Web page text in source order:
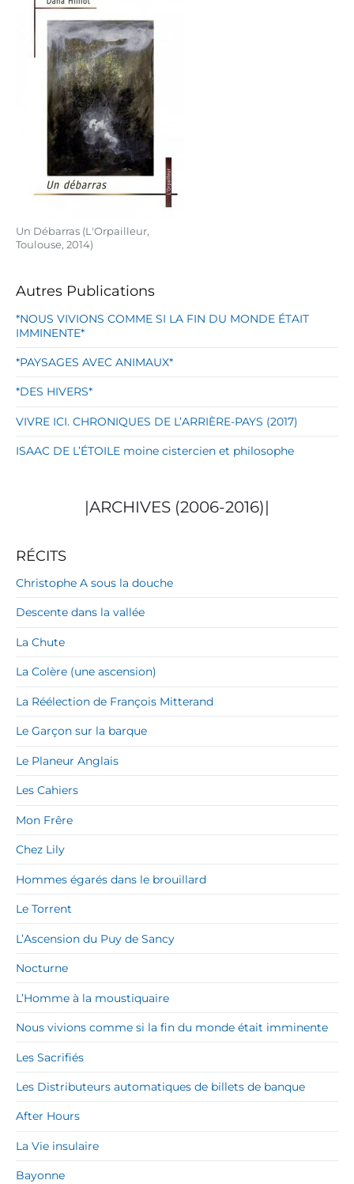
Un Débarras (L'Orpailleur,
Toulouse, 2014)
Autres Publications
*NOUS VIVIONS COMME SI LA FIN DU MONDE ÉTAIT
IMMINENTE*
*PAYSAGES AVEC ANIMAUX*
*DES HIVERS*
VIVRE ICI. CHRONIQUES DE L’ARRIÈRE-PAYS (2017)
ISAAC DE L’ÉTOILE moine cistercien et philosophe
|ARCHIVES (2006-2016)|
RÉCITS
Christophe A sous la douche
Descente dans la vallée
La Chute
La Colère (une ascension)
La Réélection de François Mitterand
Le Garçon sur la barque
Le Planeur Anglais
Les Cahiers
Mon Frêre
Chez Lily
Hommes égarés dans le brouillard
Le Torrent
L’Ascension du Puy de Sancy
Nocturne
L’Homme à la moustiquaire
Nous vivions comme si la fin du monde était imminente
Les Sacrifiés
Les Distributeurs automatiques de billets de banque
After Hours
La Vie insulaire
Bayonne